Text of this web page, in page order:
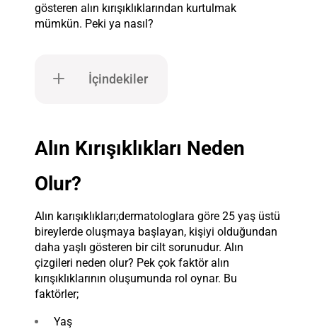
gösteren alın kırışıklıklarından kurtulmak
mümkün. Peki ya nasıl?
İçindekiler
Alın Kırışıklıkları Neden
Olur?
Alın karışıklıkları;dermatologlara göre 25 yaş üstü
bireylerde oluşmaya başlayan, kişiyi olduğundan
daha yaşlı gösteren bir cilt sorunudur. Alın
çizgileri neden olur? Pek çok faktör alın
kırışıklıklarının oluşumunda rol oynar. Bu
faktörler;
Yaş